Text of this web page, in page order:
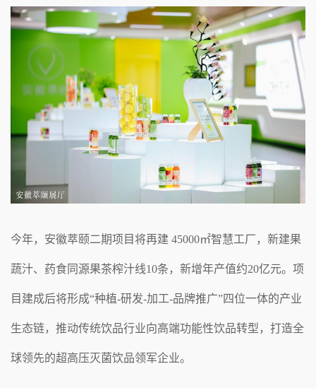
今年，安徽萃颐二期项目将再建 45000㎡智慧工厂，新建果
蔬汁、药食同源果茶榨汁线10条，新增年产值约20亿元。项
目建成后将形成“种植-研发-加工-品牌推广”四位一体的产业
生态链，推动传统饮品行业向高端功能性饮品转型，打造全
球领先的超高压灭菌饮品领军企业。